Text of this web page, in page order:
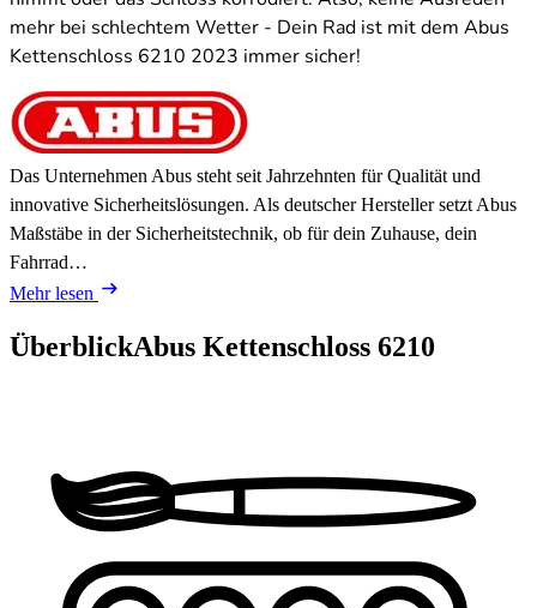
mehr bei schlechtem Wetter - Dein Rad ist mit dem Abus
Kettenschloss 6210 2023 immer sicher!
Das Unternehmen Abus steht seit Jahrzehnten für Qualität und
innovative Sicherheitslösungen. Als deutscher Hersteller setzt Abus
Maßstäbe in der Sicherheitstechnik, ob für dein Zuhause, dein
Fahrrad…
Mehr lesen
ÜberblickAbus Kettenschloss 6210